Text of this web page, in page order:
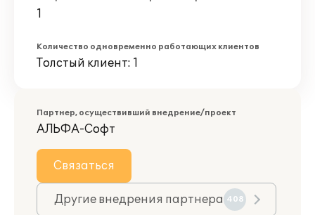
1
Количество одновременно работающих клиентов
Толстый клиент: 1
Партнер, осуществивший внедрение/проект
АЛЬФА-Софт
Связаться
Другие внедрения партнера 408